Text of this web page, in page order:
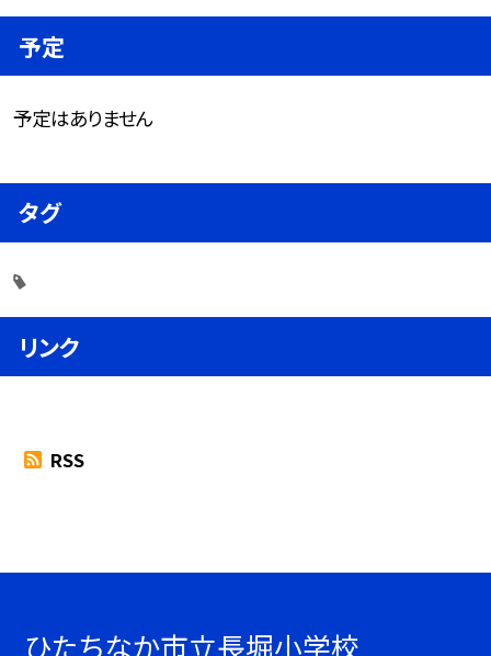
予定
予定はありません
タグ
リンク
RSS
ひたちなか市立長堀小学校